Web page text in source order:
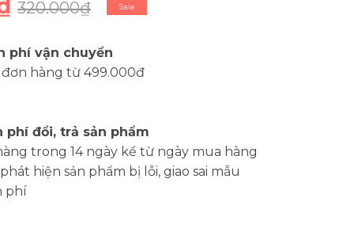
320.000₫ Sale
phí vận chuyển
đơn hàng từ 499.000đ
phí đổi, trả sản phẩm
trong 14 ngày kể từ ngày mua hàng
hiện sản phẩm bị lỗi, giao sai mẫu
phí